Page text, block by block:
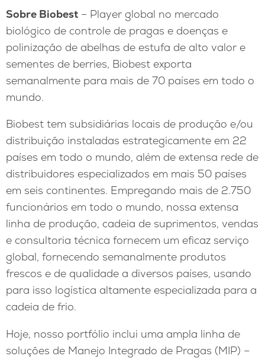
Sobre Biobest – Player global no mercado
biológico de controle de pragas e doenças e
polinização de abelhas de estufa de alto valor e
sementes de berries, Biobest exporta
semanalmente para mais de 70 países em todo o
mundo.
Biobest tem subsidiárias locais de produção e/ou
distribuição instaladas estrategicamente em 22
países em todo o mundo, além de extensa rede de
distribuidores especializados em mais 50 países
em seis continentes. Empregando mais de 2.750
funcionários em todo o mundo, nossa extensa
linha de produção, cadeia de suprimentos, vendas
e consultoria técnica fornecem um eficaz serviço
global, fornecendo semanalmente produtos
frescos e de qualidade a diversos países, usando
para isso logística altamente especializada para a
cadeia de frio.
Hoje, nosso portfólio inclui uma ampla linha de
soluções de Manejo Integrado de Pragas (MIP) –